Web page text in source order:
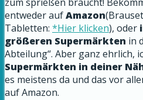
entweder aufAmazon
Tabletten: *Hier klicken), oder
größeren Supermärkten in
Abteilung“. Aber ganz ehrlich,
Supermärkten in deiner
es meistens da und das vor
auf Amazon.